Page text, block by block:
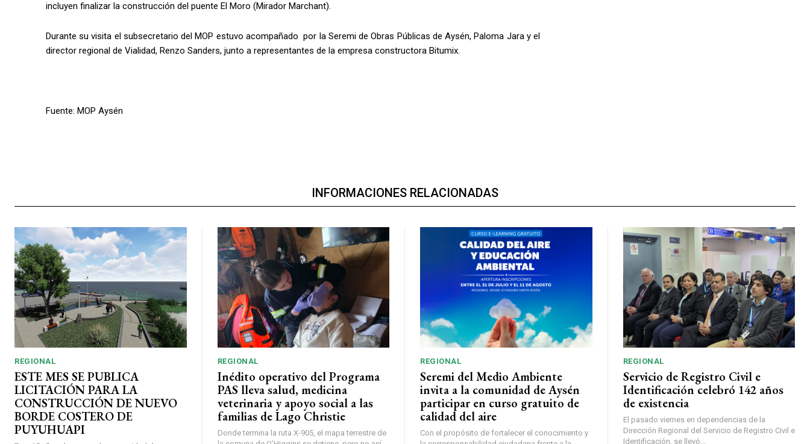
incluyen finalizar la construcción del puente El Moro (Mirador Marchant).
Durante su visita el subsecretario del MOP estuvo acompañado por la Seremi de Obras Públicas de Aysén, Paloma Jara y el
director regional de Vialidad, Renzo Sanders, junto a representantes de la empresa constructora Bitumix.
Fuente: MOP Aysén
INFORMACIONES RELACIONADAS
REGIONAL
ESTE MES SE PUBLICA
LICITACIÓN PARA LA
CONSTRUCCIÓN DE NUEVO
BORDE COSTERO DE
PUYUHUAPI
REGIONAL
Inédito operativo del Programa
PAS lleva salud, medicina
veterinaria y apoyo social a las
familias de Lago Christie
Donde termina la ruta X-905, el mapa terrestre de
REGIONAL
Seremi del Medio Ambiente
invita a la comunidad de Aysén
participar en curso gratuito de
calidad del aire
Con el propósito de fortalecer el conocimiento y
REGIONAL
Servicio de Registro Civil e
Identificación celebró 142 años
de existencia
El pasado viernes en dependencias de la
Dirección Regional del Servicio de Registro Civil e
Identificación, se llevó...